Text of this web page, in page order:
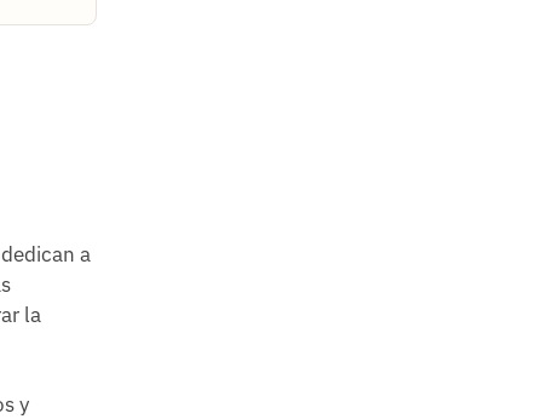
a
la
y